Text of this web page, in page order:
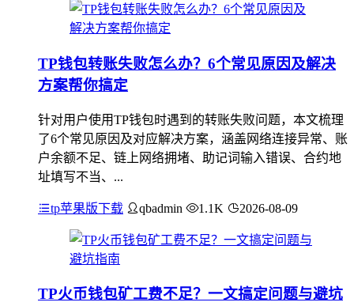
TP钱包转账失败怎么办？6个常见原因及解决
方案帮你搞定
针对用户使用TP钱包时遇到的转账失败问题，本文梳理
了6个常见原因及对应解决方案，涵盖网络连接异常、账
户余额不足、链上网络拥堵、助记词输入错误、合约地
址填写不当、...
tp苹果版下载 qbadmin 1.1K 2026-08-09
TP火币钱包矿工费不足？一文搞定问题与避坑